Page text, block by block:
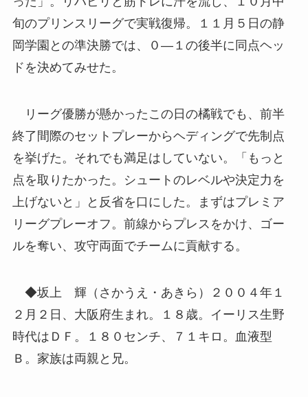
旬のプリンスリーグで実戦復帰。１１月５日の静
岡学園との準決勝では、０―１の後半に同点ヘッ
ドを決めてみせた。
リーグ優勝が懸かったこの日の橘戦でも、前半
終了間際のセットプレーからヘディングで先制点
を挙げた。それでも満足はしていない。「もっと
点を取りたかった。シュートのレベルや決定力を
上げないと」と反省を口にした。まずはプレミア
リーグプレーオフ。前線からプレスをかけ、ゴー
ルを奪い、攻守両面でチームに貢献する。
◆坂上 輝（さかうえ・あきら）２００４年１
２月２日、大阪府生まれ。１８歳。イーリス生野
時代はＤＦ。１８０センチ、７１キロ。血液型
Ｂ。家族は両親と兄。